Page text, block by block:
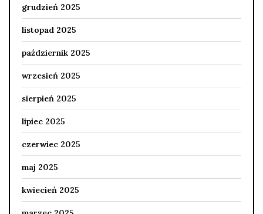
grudzień 2025
listopad 2025
październik 2025
wrzesień 2025
sierpień 2025
lipiec 2025
czerwiec 2025
maj 2025
kwiecień 2025